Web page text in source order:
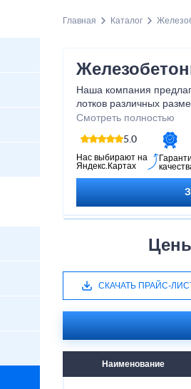
Главная Каталог
Наша компания
лотков различных
удовлетворить все
лотки отличаются
и устойчивостью к
идеальным выбором
условиях. Не упустите
Смотреть полностью
5.0
Нас выбирают на
Яндекс.Картах
СКАЧАТЬ ПРАЙС-
Наименование